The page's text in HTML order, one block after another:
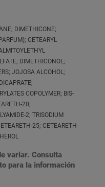
DIMETHICONE;
CETEARYL
DIMETHICONOL;
JOJOBA ALCOHOL;
COPOLYMER; BIS-
20;
2; TRISODIUM
25; CETEARETH-
variar. Consulta
para la información